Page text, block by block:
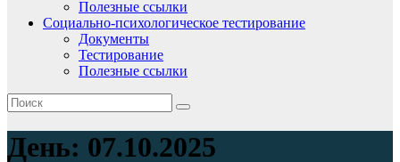
Полезные ссылки
Социально-психологическое тестирование
Документы
Тестирование
Полезные ссылки
День: 07.10.2025